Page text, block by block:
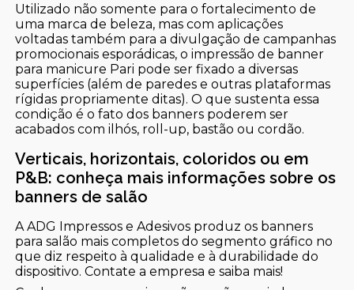
Utilizado não somente para o fortalecimento de
uma marca de beleza, mas com aplicações
voltadas também para a divulgação de campanhas
promocionais esporádicas, o impressão de banner
para manicure Pari pode ser fixado a diversas
superfícies (além de paredes e outras plataformas
rígidas propriamente ditas). O que sustenta essa
condição é o fato dos banners poderem ser
acabados com ilhós, roll-up, bastão ou cordão.
Verticais, horizontais, coloridos ou em
P&B: conheça mais informações sobre os
banners de salão
A ADG Impressos e Adesivos produz os banners
para salão mais completos do segmento gráfico no
que diz respeito à qualidade e à durabilidade do
dispositivo. Contate a empresa e saiba mais!